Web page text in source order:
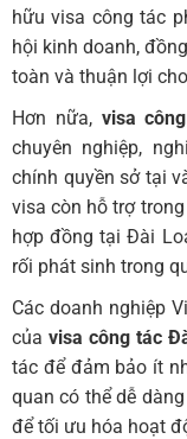
hữu visa công tác
hội kinh doanh,
toàn và thuận lợi
Hơn nữa, visa
chuyên nghiệp,
chính quyền sở tại
visa còn hỗ trợ
hợp đồng tại Đài
rối phát sinh trong
Các doanh nghiệp
củavisa công tác
tác để đảm bảo ít
quan có thể dễ
để tối ưu hóa hoạt